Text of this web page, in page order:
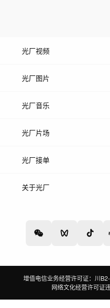
光厂视频
上传视频
光厂图片
上传图片
光厂音乐
热门音乐
光厂片场
上传案例
光厂接单
上架服务
关于光厂
增值电信业务经营许可证：川
网络文化经营许可证